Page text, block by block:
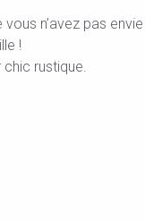
vous n’avez pas
!
rustique.